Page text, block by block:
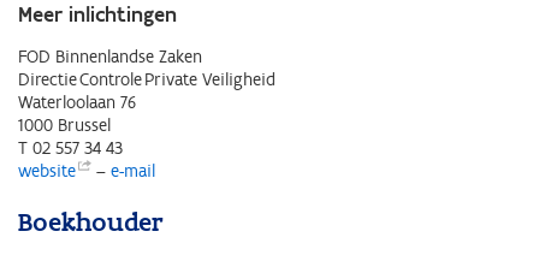
Meer inlichtingen
FOD Binnenlandse Zaken
Directie Controle Private Veiligheid
Waterloolaan 76
1000 Brussel
T 02 557 34 43
website
– e-mail
Boekhouder